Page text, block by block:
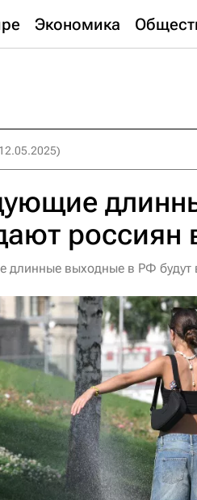
Экономика
россиян
длинные выходные в РФ будут